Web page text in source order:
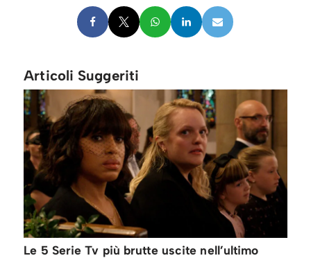
Articoli Suggeriti
Le 5 Serie Tv più brutte uscite nell’ultimo